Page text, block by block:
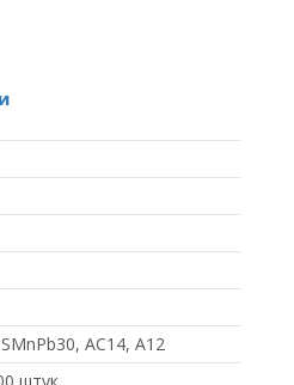
AC14, А12